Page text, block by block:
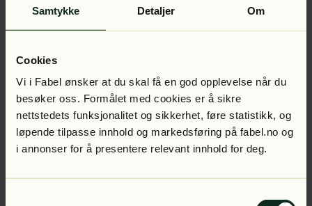
Samtykke Detaljer Om
Cookies
Vi i Fabel ønsker at du skal få en god opplevelse når du
besøker oss. Formålet med cookies er å sikre
nettstedets funksjonalitet og sikkerhet, føre statistikk, og
løpende tilpasse innhold og markedsføring på fabel.no og
i annonser for å presentere relevant innhold for deg.